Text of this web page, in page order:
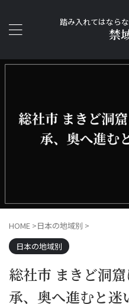
踏み入れてはなら
禁
HOME >日本の地域別 >
日本の地域別
総社市 まきど洞
承、奥へ進むと迷